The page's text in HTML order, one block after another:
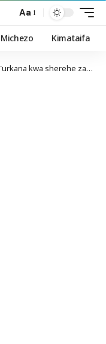
Aa
Michezo Kimataifa
kwa sherehe za utamaduni